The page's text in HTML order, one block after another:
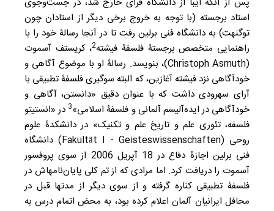
استاد برجسته (با توجه به خروج برخی دیگر از استادان چون
توگنهت) به دانشگاه فنی برلین رفت تا در آنجا رسالۀ خود را با
راهنمایی متخصص برجستۀ فلسفۀ فیشته2، کریستف آسموت
(Christoph Asmuth)، بنویسد. رسالۀ او با موضوع آگاهی و
خودآگاهی نزد فیشته آغازین، که البته سوگیری فلسفۀ تطبیقی با
آرای سهرودی داشت که با عنوان دقیق «دانستن، آگاهی و
خودآگاهی در ایده‌آلیسم آلمانی و فلسفۀ اسلامی»3 در «انستیتو
فلسفه، تئوری علم و تاریخ علم و تکنیک» در دانشکدۀ علوم
روحی (Fakultät I - Geisteswissenschaften) دانشگاه
فنی برلین اجازۀ دفاع در 18 آپریل 2006 از سوی پروفسور
آسموت را دریافت کرد. اما مرادی که از تم کلی پایان‌نامه‏اش در
فلسفۀ تطبیقی کناره گرفته و از سوی دیگر از مدت‏ها قبل در
محافل ایرانیان آلمان اعلام کرده بود، به محض اتمام درس به